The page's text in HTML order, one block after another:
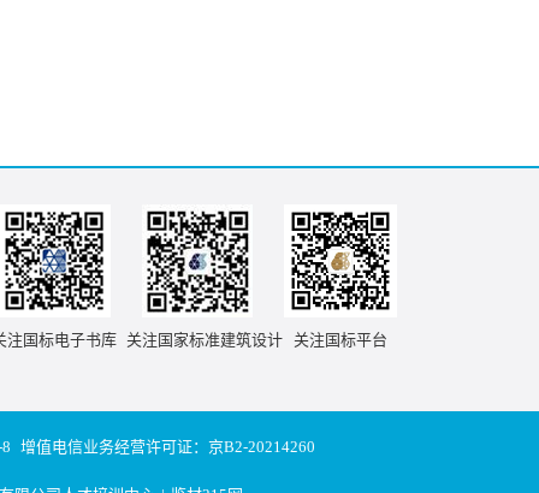
注国标电子书库 关注国家标准建筑设计 关注国标平台
增值电信业务经营许可证：京B2-20214260